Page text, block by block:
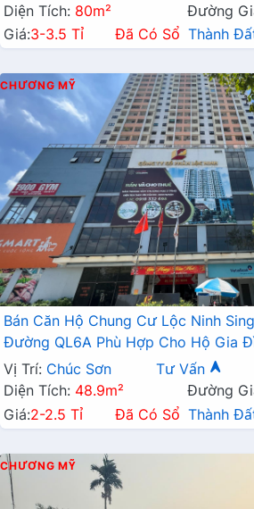
Diện Tích: 80m²
Đường
Giá:3-3.5 Tỉ Đã Có Sổ Thành
CHƯƠNG MỸ
Bán Căn Hộ Chung Cư Lộc Ninh
Đường QL6A Phù Hợp Cho Hộ Gia
Vị Trí: Chúc Sơn Tư Vấn
Diện Tích: 48.9m²
Đường
Giá:2-2.5 Tỉ Đã Có Sổ Thành
CHƯƠNG MỸ